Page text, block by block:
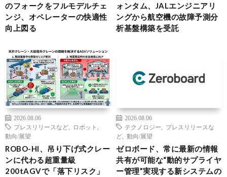
のフォークをフルモデルチェ
ンジ、オペレーターの快適性
向上図る
ォンタム、JALエンジニアリ
ングから航空機の故障予測分
析基盤構築を受託
2026.08.06
プレスリリースなど
ロボット
動向/展望
ROBO-HI、吊り下げ式クレー
ンに代わる超重量級
200tAGVで「落下リスク」
2026.08.06
テクノロジー
プレスリリースな
ど
動向/展望
ゼロボード、常に最新の情報
共有が可能な“動的サプライヤ
ー管理”実現する新システムの